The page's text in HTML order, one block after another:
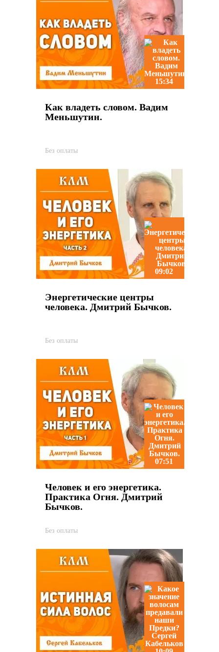
15:34
Как владеть словом. Вадим
Меньшутин.
Без оплаты
09:02
Энергетические центры
человека. Дмитрий Бычков.
Без оплаты
07:51
Человек и его энергетика.
Практика Огня. Дмитрий
Бычков.
Без оплаты